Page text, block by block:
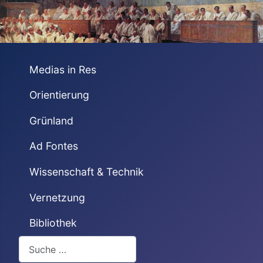
Medias in Res
Orientierung
Grünland
Ad Fontes
Wissenschaft & Technik
Vernetzung
Bibliothek